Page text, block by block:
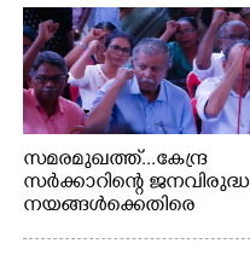
സമരമുഖത്ത്...കേന്ദ്ര
സർക്കാറിന്റെ ജനവിരുദ്ധ
നയങ്ങൾക്കെതിരെ